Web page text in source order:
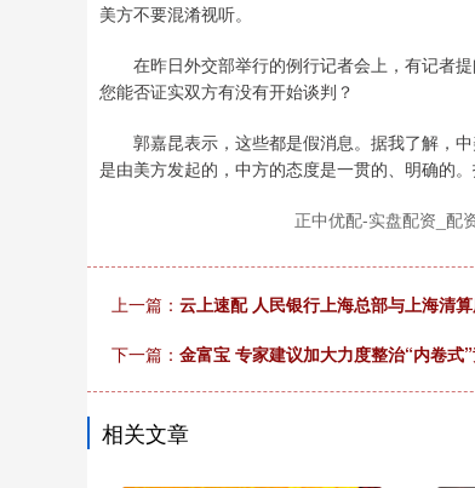
美方不要混淆视听。
在昨日外交部举行的例行记者会上，有记者提
您能否证实双方有没有开始谈判？
郭嘉昆表示，这些都是假消息。据我了解，中
是由美方发起的，中方的态度是一贯的、明确的
正中优配-实盘配资_配
上一篇： 云上速配 人民银行上海总部与上海清
下一篇： 金富宝 专家建议加大力度整治“内卷式
相关文章